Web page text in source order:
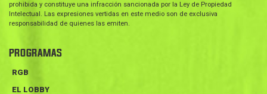
prohibida y constituye una infracción sancionada por la Ley de Propiedad
Intelectual. Las expresiones vertidas en este medio son de exclusiva
responsabilidad de quienes las emiten.
PROGRAMAS
RGB
EL LOBBY